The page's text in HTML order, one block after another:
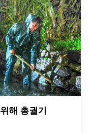
해 총궐기